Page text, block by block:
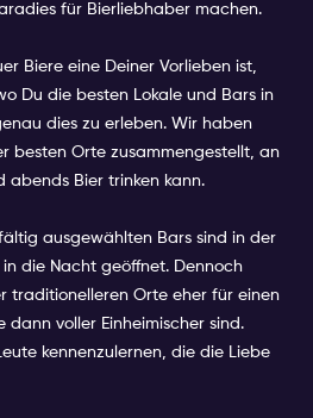
für Bierliebhaber machen.
Biere eine Deiner Vorlieben ist,
Du die besten Lokale und Bars in
dies zu erleben. Wir haben
besten Orte zusammengestellt, an
Bier trinken kann.
ausgewählten Bars sind in der
die Nacht geöffnet. Dennoch
traditionelleren Orte eher für einen
dann voller Einheimischer sind.
kennenzulernen, die die Liebe